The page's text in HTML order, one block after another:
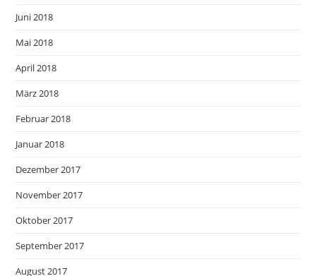
Juni 2018
Mai 2018
April 2018
März 2018
Februar 2018
Januar 2018
Dezember 2017
November 2017
Oktober 2017
September 2017
August 2017